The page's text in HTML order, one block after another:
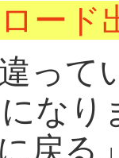
ード
って
なり
戻る